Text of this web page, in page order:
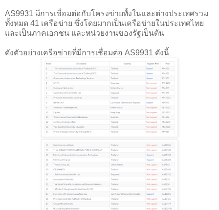
AS9931 มีการเชื่อมต่อกับโครงข่ายทั้งในและต่างประเทศรวม
ทั้งหมด 41 เครือข่าย ซึ่งโดยมากเป็นเครือข่ายในประเทศไทย
และเป็นภาคเอกชน และหน่วยงานของรัฐเป็นต้น
ดังตัวอย่างเครือข่ายที่มีการเชื่อมต่อ AS9931 ดังนี้